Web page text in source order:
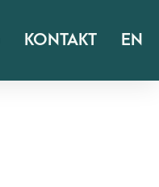
KONTAKT EN